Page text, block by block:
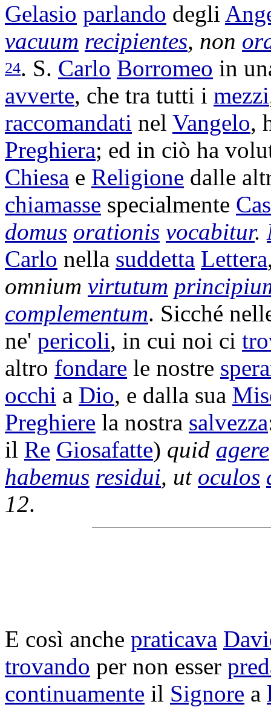
Gelasio parlando degli
vacuum recipientes, non
24. S. Carlo Borromeo in
avverte, che tra tutti i mezzi
raccomandati nel Vangelo,
Preghiera; ed in ciò ha
Chiesa e Religione dalle
chiamasse specialmente
domus orationis vocabitur.
Carlo nella suddetta Lettera
omnium virtutum
complementum. Sicché
ne' pericoli, in cui noi ci
altro fondare le nostre
occhi a Dio, e dalla sua
Preghiere la nostra salvezza
il Re Giosafatte) quid agere
habemus residui, ut oculos
12.
E così anche praticava
trovando per non esser
continuamente il Signore a